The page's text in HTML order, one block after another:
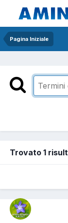
Pagina Iniziale
Trovato 1